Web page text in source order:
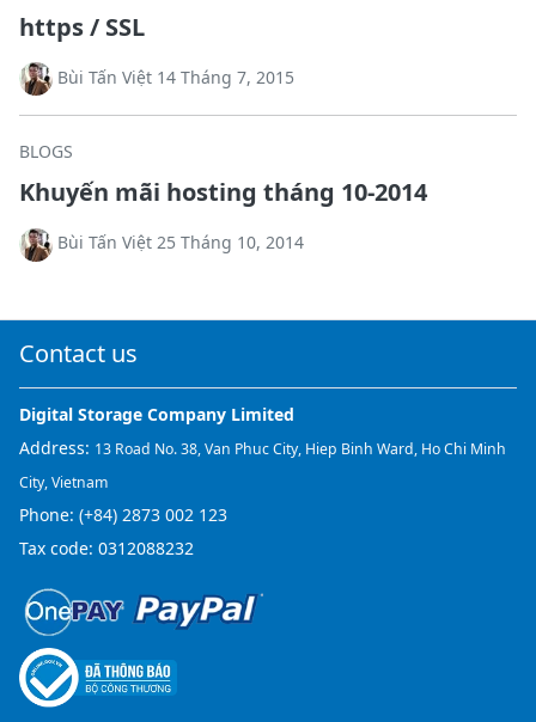
https / SSL
Bùi Tấn Việt 14 Tháng 7, 2015
BLOGS
Khuyến mãi hosting tháng 10-2014
Bùi Tấn Việt 25 Tháng 10, 2014
Contact us
Digital Storage Company Limited
Address: 13 Road No. 38, Van Phuc City, Hiep Binh Ward, Ho Chi Minh
City, Vietnam
Phone: (+84) 2873 002 123
Tax code: 0312088232